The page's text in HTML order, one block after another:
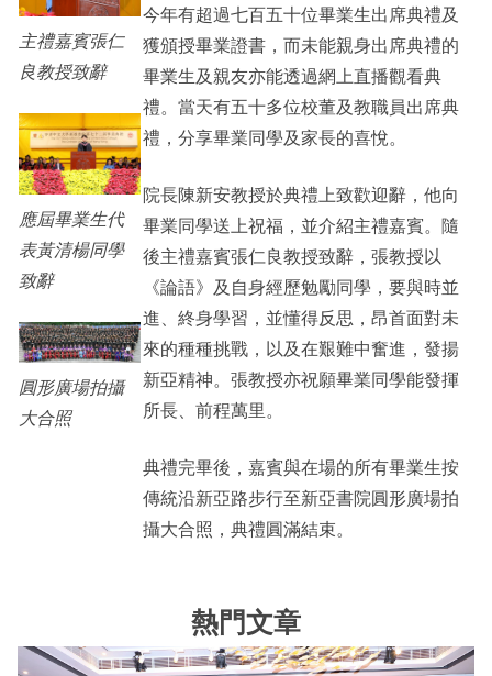
主禮嘉賓張仁
良教授致辭
應屆畢業生代
表黃清楊同學
致辭
圓形廣場拍攝
大合照
今年有超過七百五十位畢業生出席典禮及
獲頒授畢業證書，而未能親身出席典禮的
畢業生及親友亦能透過網上直播觀看典
禮。當天有五十多位校董及教職員出席典
禮，分享畢業同學及家長的喜悅。
院長陳新安教授於典禮上致歡迎辭，他向
畢業同學送上祝福，並介紹主禮嘉賓。隨
後主禮嘉賓張仁良教授致辭，張教授以
《論語》及自身經歷勉勵同學，要與時並
進、終身學習，並懂得反思，昂首面對未
來的種種挑戰，以及在艱難中奮進，發揚
新亞精神。張教授亦祝願畢業同學能發揮
所長、前程萬里。
典禮完畢後，嘉賓與在場的所有畢業生按
傳統沿新亞路步行至新亞書院圓形廣場拍
攝大合照，典禮圓滿結束。
熱門文章